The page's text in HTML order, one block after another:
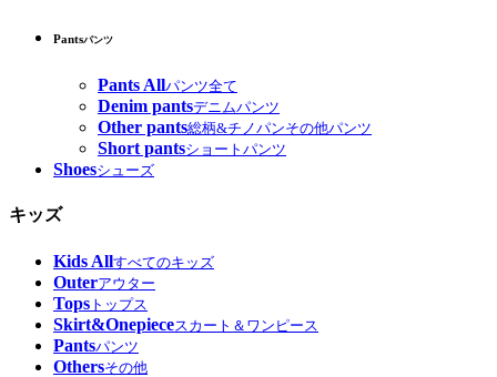
Pantsパンツ
Pants Allパンツ全て
Denim pantsデニムパンツ
Other pants総柄&チノパンその他パンツ
Short pantsショートパンツ
Shoesシューズ
キッズ
Kids Allすべてのキッズ
Outerアウター
Tops トップス
Skirt&Onepieceスカート＆ワンピース
Pantsパンツ
Othersその他